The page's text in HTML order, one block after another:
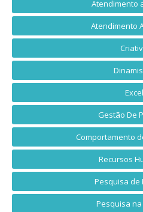
Atendimento
Atendimento
Excel
Gestão De
Comportamento
Recursos
Pesquisa de
Pesquisa